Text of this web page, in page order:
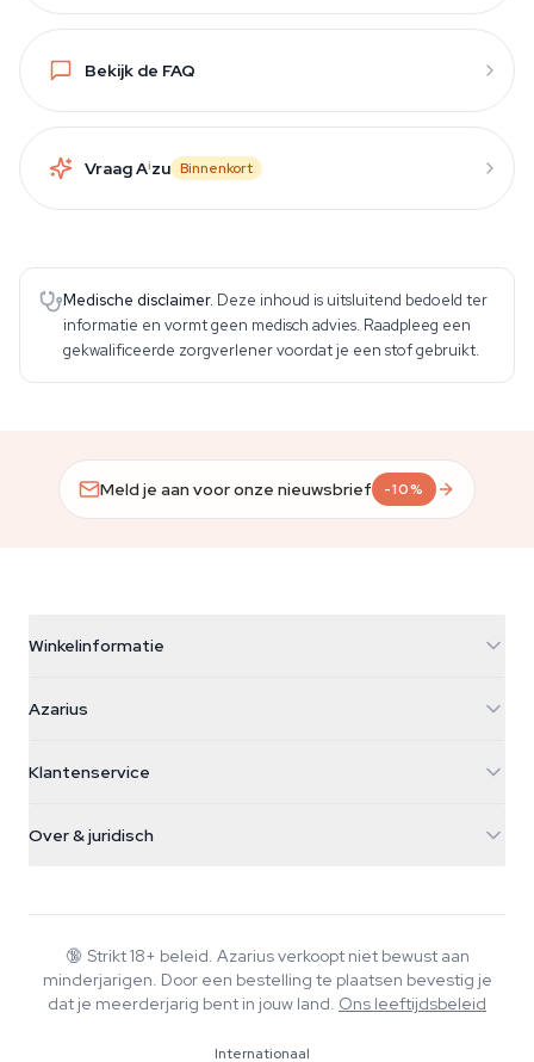
Bekijk de FAQ
Vraag Aizu Binnenkort
Medische disclaimer. Deze inhoud is uitsluitend bedoeld ter
informatie en vormt geen medisch advies. Raadpleeg een
gekwalificeerde zorgverlener voordat je een stof gebruikt.
Meld je aan voor onze nieuwsbrief -10%
Winkelinformatie
Galvaniweg 11
Nederland
+31(0)204897914
Azarius
Smokeshop
Klantenservice
Retourbeleid
Veelgestelde vragen
Privacybeleid
Over & juridisch
Wiki
Muziek
🔞 Strikt 18+ beleid. Azarius verkoopt niet bewust aan
minderjarigen. Door een bestelling te plaatsen bevestig je
dat je meerderjarig bent in jouw land. Ons leeftijdsbeleid
Internationaal